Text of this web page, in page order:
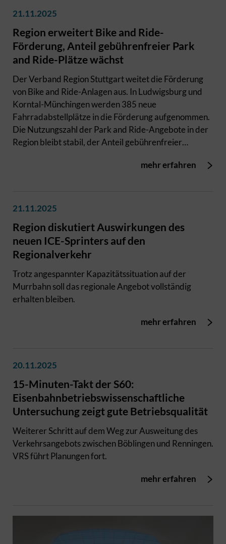
21.11.2025
Region erweitert Bike and Ride-
Förderung, Anteil gebührenfreier Park
and Ride-Plätze wächst
Der Verband Region Stuttgart weitet die Förderung
von Bike and Ride-Anlagen aus. In Ludwigsburg und
Korntal-Münchingen werden 385 neue
Fahrradabstellplätze in die Förderung aufgenommen.
Die Nutzungszahl der Park and Ride-Angebote in der
Region bleibt stabil, der Anteil gebührenfreier
mehr erfahren
21.11.2025
Region diskutiert Auswirkungen des
neuen ICE-Sprinters auf den
Regionalverkehr
Trotz angespannter Kapazitätssituation auf der
Murrbahn soll das regionale Angebot vollständig
erhalten bleiben.
mehr erfahren
20.11.2025
15-Minuten-Takt der S60:
Eisenbahnbetriebswissenschaftliche
Untersuchung zeigt gute Betriebsqualität
Weiterer Schritt auf dem Weg zur Ausweitung des
Verkehrsangebots zwischen Böblingen und Renningen.
VRS führt Planungen fort.
mehr erfahren